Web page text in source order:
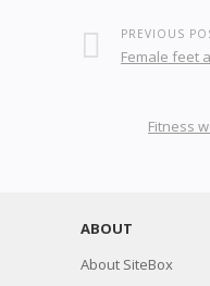
PREVIOUS
Female feet
Fitness
ABOUT
About SiteBox